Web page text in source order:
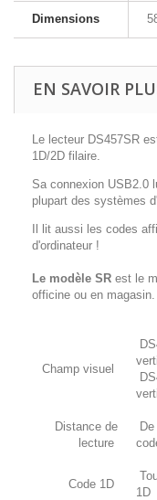
Dimensions
EN SAVOIR
Le lecteur DS457SR
1D/2D filaire.
Sa connexion USB2.0
plupart des systèmes
Il lit aussi les codes
d'ordinateur !
Le modèle SR est le
officine ou en magasin.
Champ visuel
Distance de
lecture
Code 1D
1D